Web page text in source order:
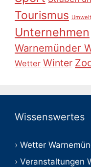
Tourismus Umwelt
Unternehmen
Warnemünder
Wetter Winter
Wissenswertes
Wetter
Veranstaltungen